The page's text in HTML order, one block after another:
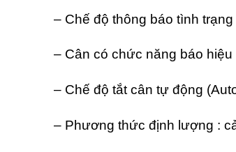
– Chế độ thông báo tình
– Cân có chức năng báo hiệu
– Chế độ tắt cân tự động
– Phương thức định lượng :